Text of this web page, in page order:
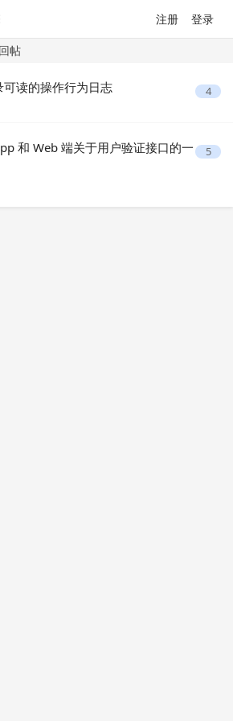
注册 登录
回帖
读的操作行为日志 4
和 Web 端关于用户验证接口的一
5